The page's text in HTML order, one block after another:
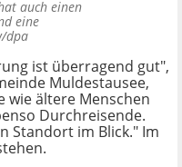
auch einen
eine
dpa
ist überragend gut",
Muldestausee,
wie ältere Menschen
Durchreisende.
Standort im Blick." Im